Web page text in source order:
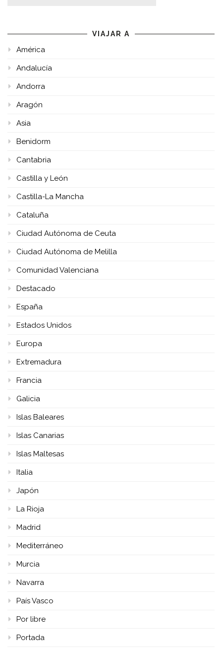
VIAJAR A
América
Andalucía
Andorra
Aragón
Asia
Benidorm
Cantabria
Castilla y León
Castilla-La Mancha
Cataluña
Ciudad Autónoma de Ceuta
Ciudad Autónoma de Melilla
Comunidad Valenciana
Destacado
España
Estados Unidos
Europa
Extremadura
Francia
Galicia
Islas Baleares
Islas Canarias
Islas Maltesas
Italia
Japón
La Rioja
Madrid
Mediterráneo
Murcia
Navarra
País Vasco
Por libre
Portada